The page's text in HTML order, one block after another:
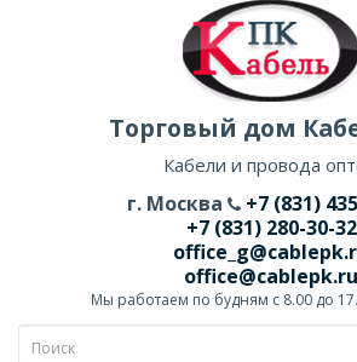
Торговый дом
Кабели и провода
г. Москва
+7 (831)
+7 (831) 280-30-32
office@cablepk.ru
Мы работаем по будням с 8.00 до